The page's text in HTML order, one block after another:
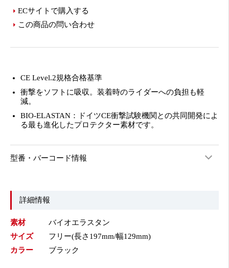
ECサイトで購入する
この商品の問い合わせ
CE Level.2規格合格基準
衝撃をソフトに吸収。装着時のライダーへの負担も軽
減。
BIO-ELASTAN：ドイツCE衝撃試験機関との共同開発によ
る最も進化したプロテクター素材です。
型番・バーコード情報
詳細情報
素材
バイオエラスタン
サイズ
フリー(長さ197mm/幅129mm)
カラー
ブラック